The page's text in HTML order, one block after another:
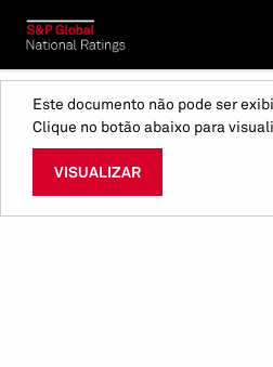
Este documento não pode ser
Clique no botão abaixo para
VISUALIZAR